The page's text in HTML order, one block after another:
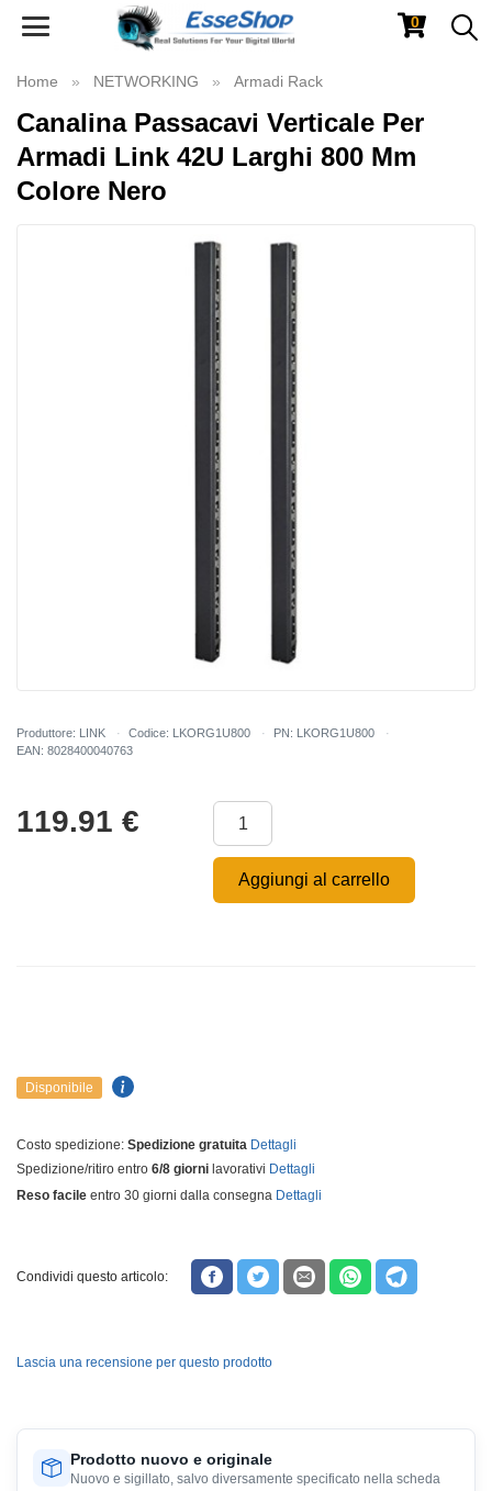
Toggle
0
Home NETWORKING Armadi Rack
Canalina Passacavi Verticale Per
Armadi Link 42U Larghi 800 Mm
Colore Nero
Produttore: LINK Codice: LKORG1U800
PN: LKORG1U800
EAN: 8028400040763
119.91 €
Aggiungi al carrello
Disponibile
Costo spedizione: Spedizione gratuita Dettagli
Spedizione/ritiro entro 6/8 giorni lavorativi Dettagli
Reso facile entro 30 giorni dalla consegna Dettagli
Condividi questo articolo:
Lascia una recensione per questo prodotto
Prodotto nuovo e originale
Nuovo e sigillato, salvo diversamente specificato nella scheda